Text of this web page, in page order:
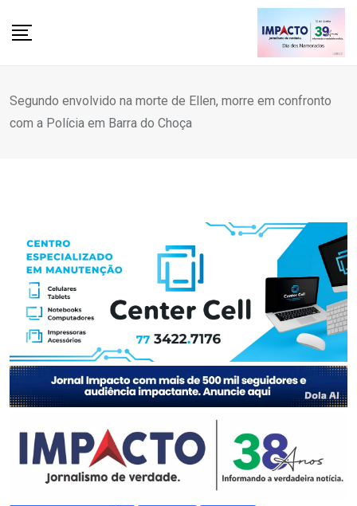
Segundo envolvido na morte de Ellen, morre em confronto
com a Polícia em Barra do Choça